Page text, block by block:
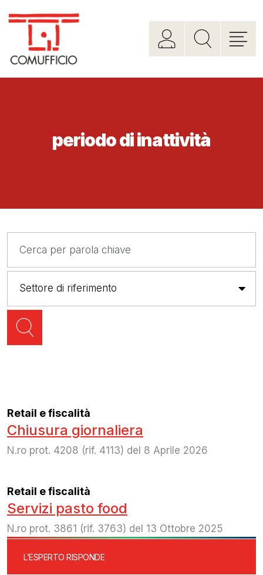
periodo di inattività
Retail e fiscalità
Chiusura giornaliera
N.ro prot. 4208 (rif. 4113) del 8 Aprile 2026
Retail e fiscalità
Servizi pasto food
N.ro prot. 3861 (rif. 3763) del 13 Ottobre 2025
L’ESPERTO RISPONDE